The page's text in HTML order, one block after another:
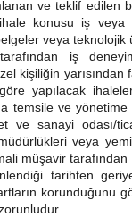
ve teklif edilen
konusu iş veya
veya teknolojik
iş
kişiliğin
yapılacak
temsile ve
ve sanayi odası/
veya
müşavir
tarihten
korunduğunu